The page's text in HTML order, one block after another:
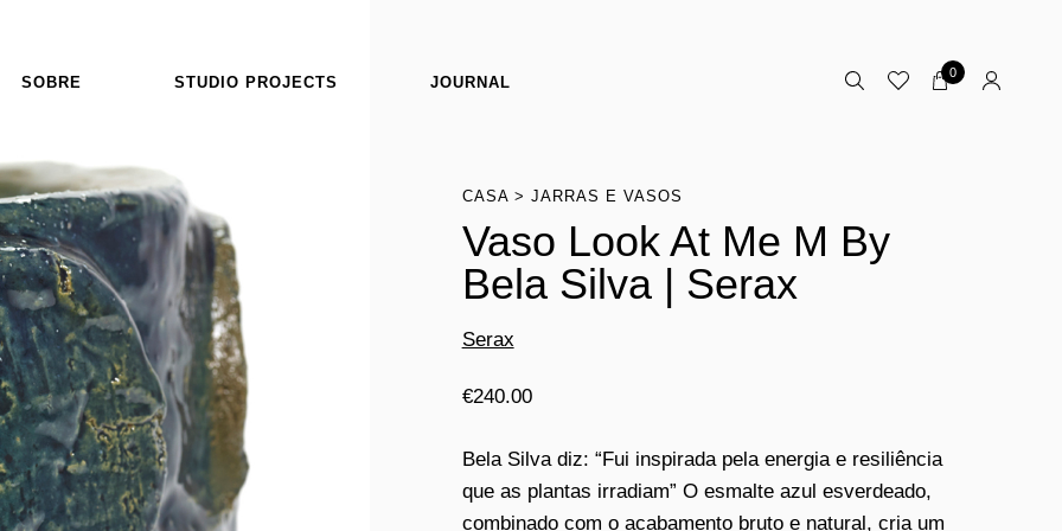
SOBRE STUDIO PROJECTS JOURNAL
0
CASA JARRAS E VASOS
Vaso Look At Me M By
Bela Silva | Serax
Serax
€240.00
Bela Silva diz: “Fui inspirada pela energia e resiliência
que as plantas irradiam” O esmalte azul esverdeado,
combinado com o acabamento bruto e natural, cria um